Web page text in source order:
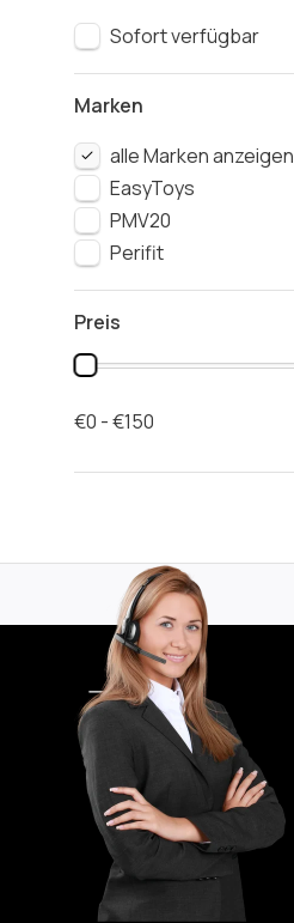
Sofort verfügbar
Marken
alle Marken anzeigen
EasyToys
PMV20
Perifit
Preis
€0 - €150
Kostenloser Versand